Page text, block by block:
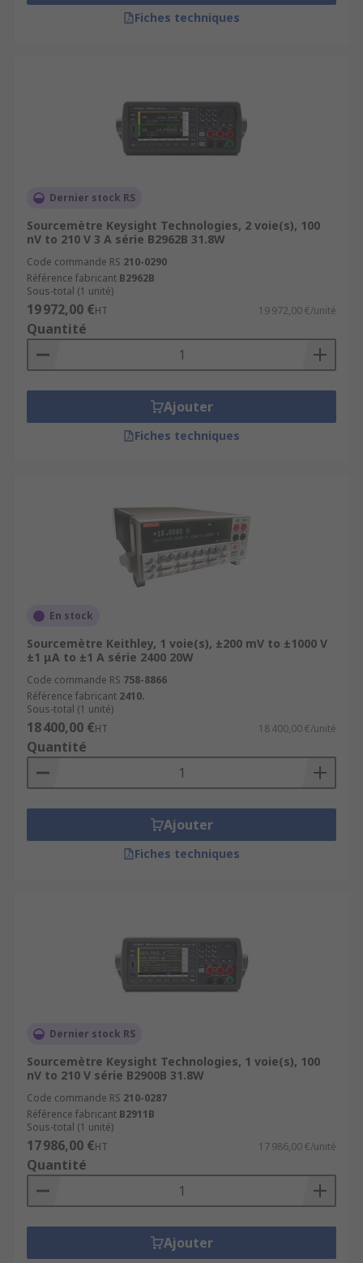
Fiches techniques
Dernier stock RS
Sourcemètre Keysight Technologies, 2 voie(s), 100
nV to 210 V 3 A série B2962B 31.8W
Code commande RS 210-0290
Référence fabricant B2962B
Sous-total (1 unité)
19 972,00 €HT 19 972,00 €/unité
Quantité
Ajouter
Fiches techniques
En stock
Sourcemètre Keithley, 1 voie(s), ±200 mV to ±1000 V
±1 μA to ±1 A série 2400 20W
Code commande RS 758-8866
Référence fabricant 2410.
Sous-total (1 unité)
18 400,00 €HT 18 400,00 €/unité
Quantité
Ajouter
Fiches techniques
Dernier stock RS
Sourcemètre Keysight Technologies, 1 voie(s), 100
nV to 210 V série B2900B 31.8W
Code commande RS 210-0287
Référence fabricant B2911B
Sous-total (1 unité)
17 986,00 €HT 17 986,00 €/unité
Quantité
Ajouter